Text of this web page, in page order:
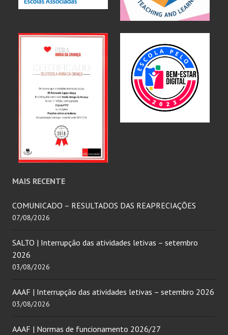
MAIS RECENTE
COMUNICADO – RESULTADOS DAS REAPRECIAÇÕES
07/08/2026
SALTO | Interrupção das atividades letivas – setembro
2026
03/08/2026
AAAF | Interrupção das atividades letivas – setembro 2026
03/08/2026
AAAF | Normas de funcionamento 2026/27